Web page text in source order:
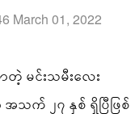
01, 2022
တဲ့ မင်းသမီးလေး
သက် ၂၇ နှစ် ရှိပြီဖြစ်